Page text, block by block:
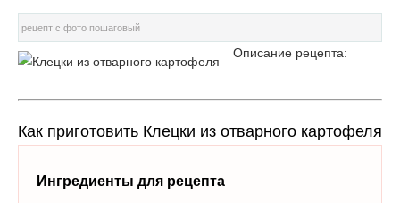
рецепт с фото пошаговый
Описание рецепта:
Как приготовить Клецки из отварного картофеля
Ингредиенты для рецепта